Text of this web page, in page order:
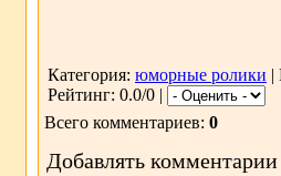
Категория: юморные ролики |
Рейтинг: 0.0/0 |
Всего комментариев: 0
Добавлять